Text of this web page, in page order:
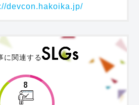
devcon.hakoika.jp/
に関連する
8